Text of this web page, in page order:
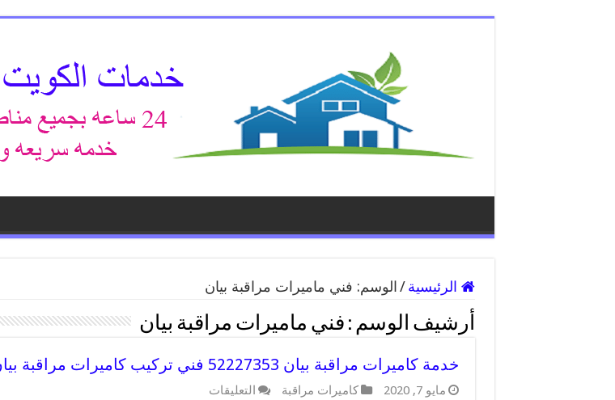
الرئيسية / الوسم: فني ماميرات مراقبة بيان
أرشيف الوسم : فني ماميرات مراقبة بيان
خدمة كاميرات مراقبة بيان 52227353 فني تركيب كاميرات مراقبة بيان
مايو 7, 2020 كاميرات مراقبة التعليقات